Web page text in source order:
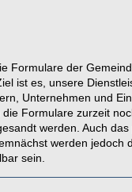
Formulare der
ist es, unsere
Unternehmen und
Formulare zurzeit
werden. Auch
werden jedoch
sein.